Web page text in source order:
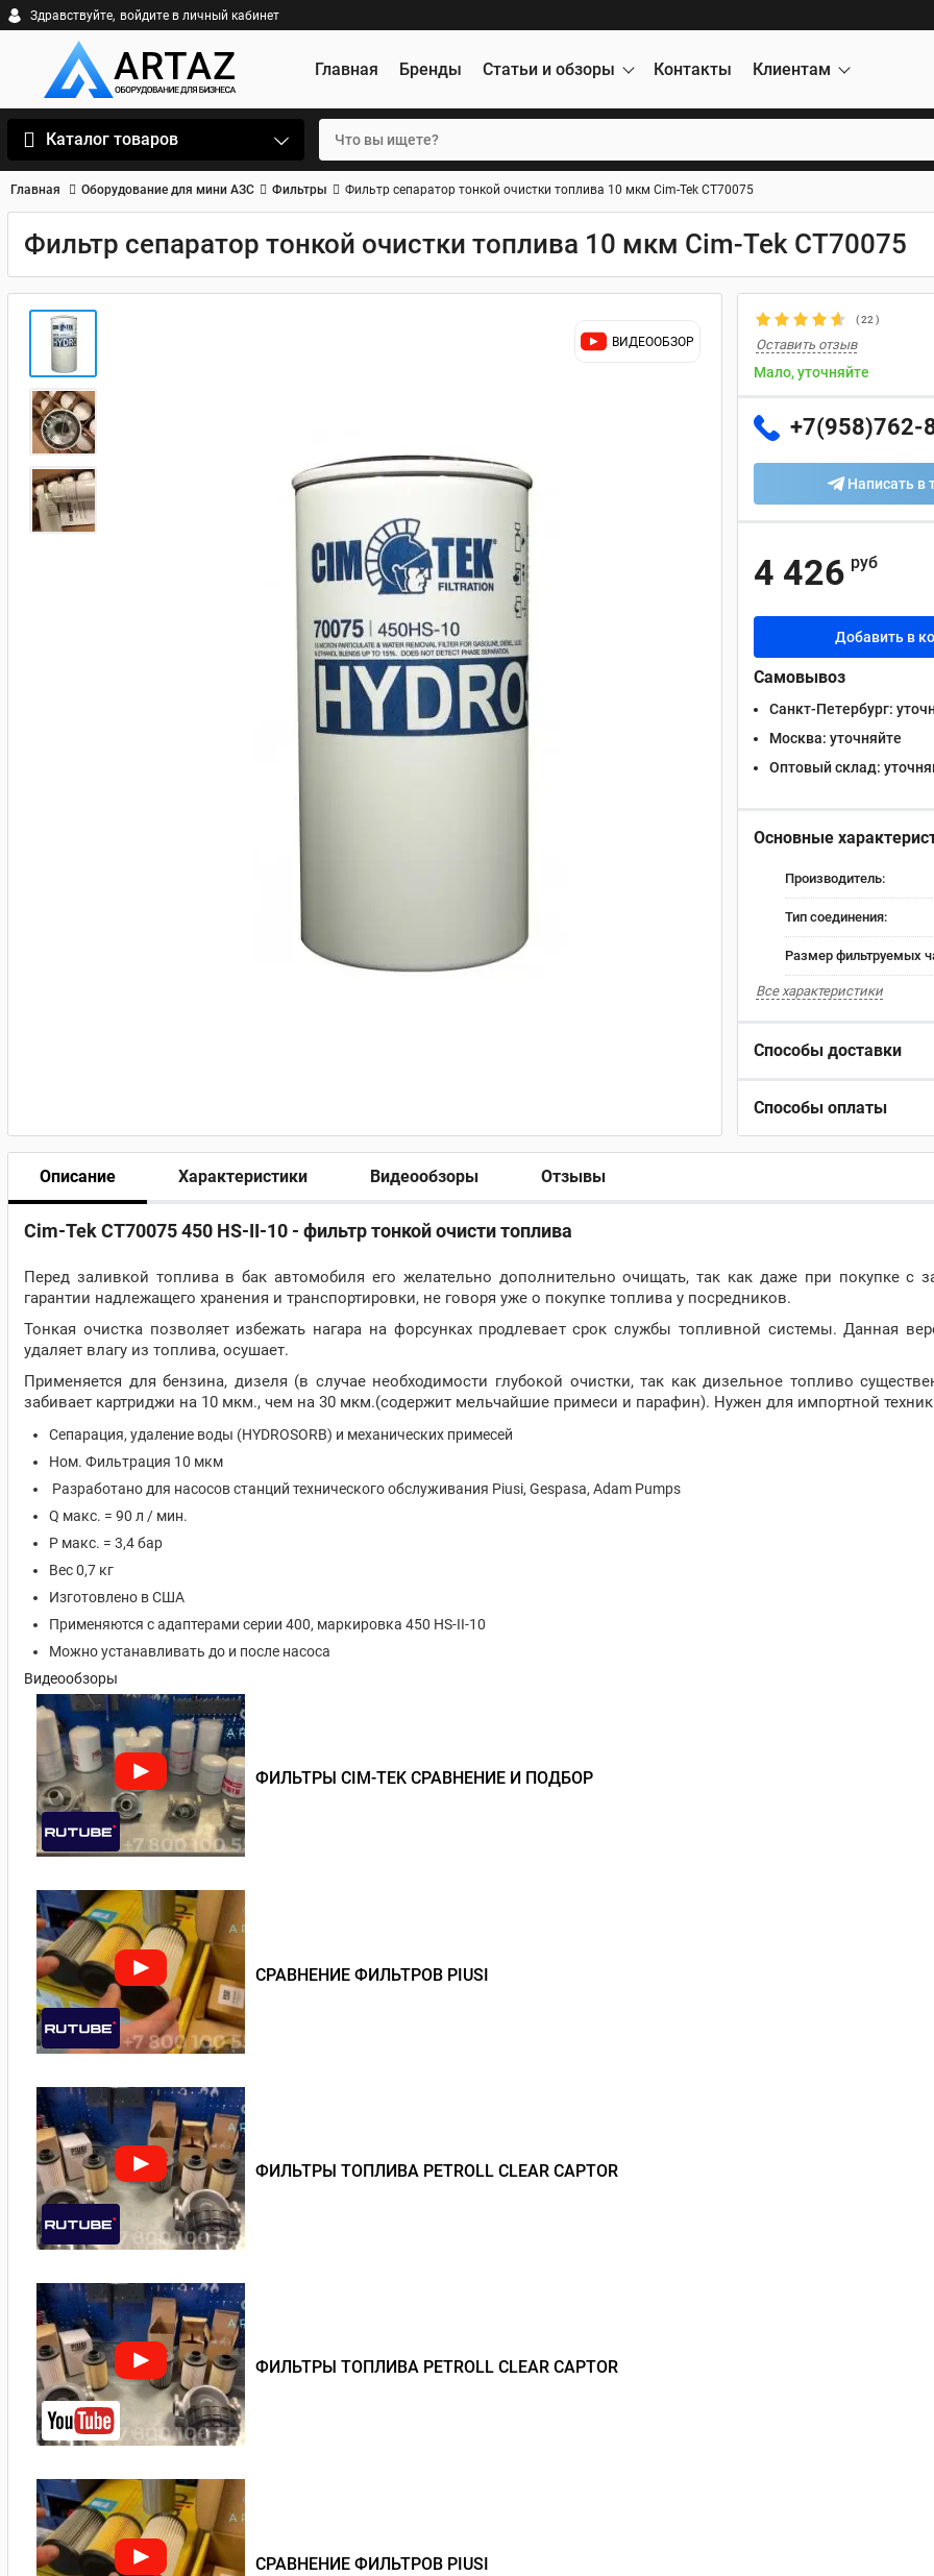
Здравствуйте, войдите в личный кабинет
Главная Бренды Статьи и обзоры Контакты Клиентам
Каталог товаров
Главная Оборудование для мини АЗС Фильтры Фильтр сепаратор тонкой очистки топлива 10 мкм Cim-Tek CT70075
Фильтр сепаратор тонкой очистки топлива 10 мкм Cim-Tek CT70075
ВИДЕООБЗОР
(22 )
Оставить отзыв
Мало, уточняйте
+7(958)762-
Написать в
4 426 руб
Добавить в
Самовывоз
Санкт-Петербург:
Москва: уточняйте
Оптовый склад:
Основные
Производитель:
Тип соединения:
Размер фильтруемых
Все характеристики
Способы доставки
Способы оплаты
Описание Характеристики Видеообзоры Отзывы
Cim-Tek CT70075 450 HS-II-10 - фильтр тонкой очисти топлива
Перед заливкой топлива в бак автомобиля его желательно дополнительно очищать, так как даже при покупке с
гарантии надлежащего хранения и транспортировки, не говоря уже о покупке топлива у посредников.
Тонкая очистка позволяет избежать нагара на форсунках продлевает срок службы топливной системы. Данная
удаляет влагу из топлива, осушает.
Применяется для бензина, дизеля (в случае необходимости глубокой очистки, так как дизельное топливо
забивает картриджи на 10 мкм., чем на 30 мкм.(содержит мельчайшие примеси и парафин). Нужен для импортной
Сепарация, удаление воды (HYDROSORB) и механических примесей
Ном. Фильтрация 10 мкм
Разработано для насосов станций технического обслуживания Piusi, Gespasa, Adam Pumps
Q макс. = 90 л / мин.
P макс. = 3,4 бар
Вес 0,7 кг
Изготовлено в США
Применяются с адаптерами серии 400, маркировка 450 HS-II-10
Можно устанавливать до и после насоса
Видеообзоры
ФИЛЬТРЫ CIM-TEK СРАВНЕНИЕ И ПОДБОР
СРАВНЕНИЕ ФИЛЬТРОВ PIUSI
ФИЛЬТРЫ ТОПЛИВА PETROLL CLEAR CAPTOR
ФИЛЬТРЫ ТОПЛИВА PETROLL CLEAR CAPTOR
СРАВНЕНИЕ ФИЛЬТРОВ PIUSI